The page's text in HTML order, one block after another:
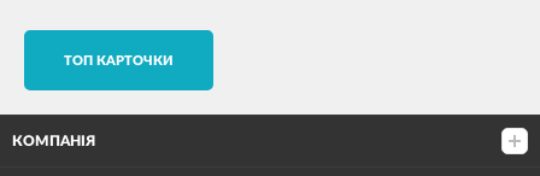
TОП КАРТОЧКИ
КОМПАНІЯ